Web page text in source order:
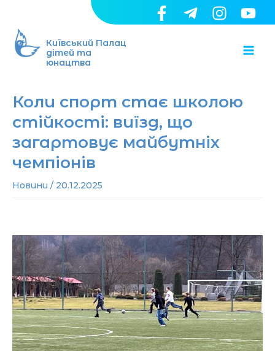
вмісту
Київський Палац
дітей та
юнацтва
Коли спорт стає школою
стійкості: виїзд, що
загартовує майбутніх
чемпіонів
Новини / 20.12.2025